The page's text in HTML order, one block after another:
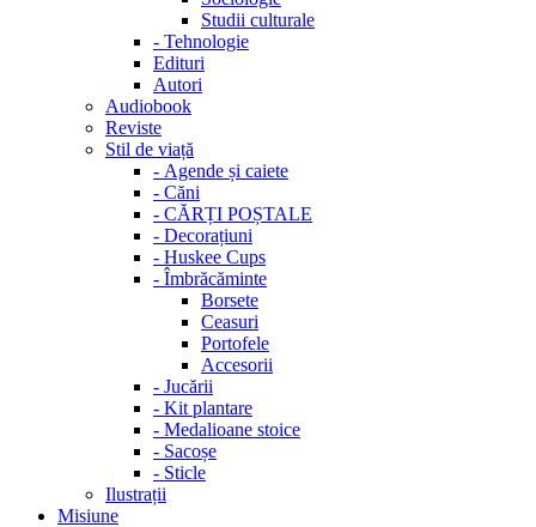
Studii culturale
- Tehnologie
Edituri
Autori
Audiobook
Reviste
Stil de viață
- Agende și caiete
- Căni
- CĂRȚI POȘTALE
- Decorațiuni
- Huskee Cups
- Îmbrăcăminte
Borsete
Ceasuri
Portofele
Accesorii
- Jucării
- Kit plantare
- Medalioane stoice
- Sacoșe
- Sticle
Ilustrații
Misiune